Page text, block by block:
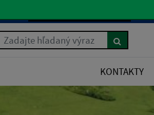
Zadajte hľadaný výraz
KONTAKTY